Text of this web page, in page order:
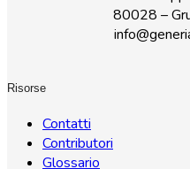
80028 –
Risorse
Contatti
Contributori
Glossario